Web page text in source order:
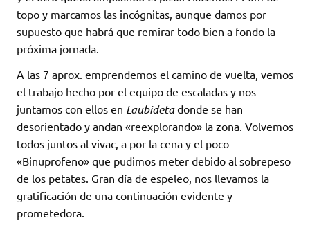
topo y marcamos las incógnitas, aunque damos por
supuesto que habrá que remirar todo bien a fondo la
próxima jornada.
A las 7 aprox. emprendemos el camino de vuelta, vemos
el trabajo hecho por el equipo de escaladas y nos
juntamos con ellos en Laubidetadonde se han
desorientado y andan «reexplorando» la zona. Volvemos
todos juntos al vivac, a por la cena y el poco
«Binuprofeno» que pudimos meter debido al sobrepeso
de los petates. Gran día de espeleo, nos llevamos la
gratificación de una continuación evidente y
prometedora.